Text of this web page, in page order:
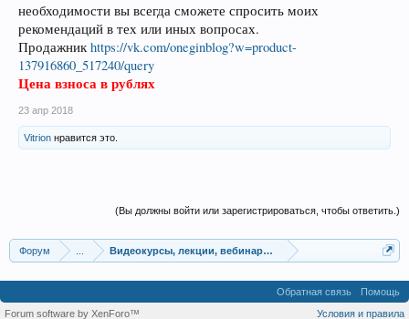
необходимости вы всегда сможете спросить моих
рекомендаций в тех или иных вопросах.
Продажникhttps://vk.com/oneginblog?w=product-
137916860_517240/query
Цена взноса в рублях
23 апр 2018
Vitrion нравится это.
(Вы должны войти или зарегистрироваться, чтобы ответить.)
Форум Видеокурсы, лекции, вебинары, учебный материал
Обратная связь
Помощь
Условия и правила
Forum software by XenForo™